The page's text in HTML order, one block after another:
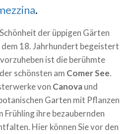
.
der üppigen Gärten
dem 18. Jahrhundert begeistert
ist die berühmte
schönsten am Comer See.
von Canovaund
Garten mit Pflanzen
Frühling ihre bezaubernden
Hier können Sie vor den